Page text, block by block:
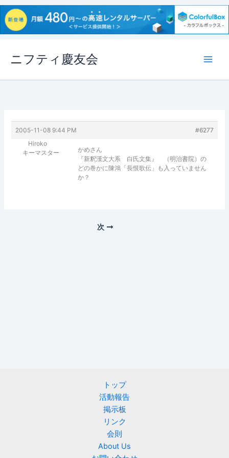
ス
ニフティ慶友会
2005-11-08 9:44 PM
#6277
Hiroko
キーマスター
かめさん
『新釈漢文大系 白氏文集』 （明治書院）の
どの巻かに陳鴻「長恨歌伝」も入っていません
か？
次
トップ
活動報告
掲示板
リンク
会則
About Us